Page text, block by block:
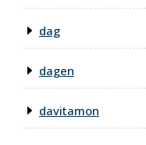
dag
dagen
davitamon